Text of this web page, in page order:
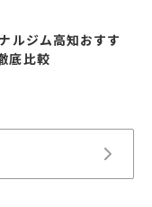
ルジム高知おすす
底比較